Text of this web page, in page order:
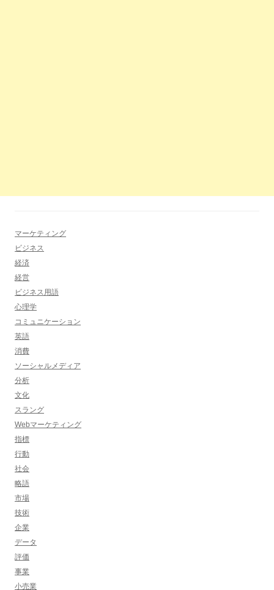
マーケティング
ビジネス
経済
経営
ビジネス用語
心理学
コミュニケーション
英語
消費
ソーシャルメディア
分析
文化
スラング
Webマーケティング
指標
行動
社会
略語
市場
技術
企業
データ
評価
事業
小売業